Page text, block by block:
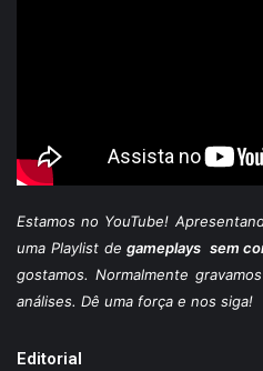
Estamosno YouTube!
uma Playlist de gameplays sem
gostamos. Normalmente
análises. Dê uma força e nos siga!
Editorial